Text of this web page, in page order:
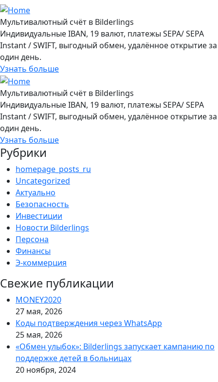
Мультивалютный счёт в Bilderlings
Индивидуальные IBAN, 19 валют, платежы SEPA/ SEPA
Instant / SWIFT, выгодный обмен, удалённое открытие за
один день.
Узнать больше
Мультивалютный счёт в Bilderlings
Индивидуальные IBAN, 19 валют, платежы SEPA/ SEPA
Instant / SWIFT, выгодный обмен, удалённое открытие за
один день.
Узнать больше
Рубрики
homepage_posts_ru
Uncategorized
Актуально
Безопасность
Инвестиции
Новости Bilderlings
Персона
Финансы
Э-коммерция
Свежие публикации
MONEY2020
27 мая, 2026
Коды подтверждения через WhatsApp
25 мая, 2026
«Обмен улыбок»: Bilderlings запускает кампанию по
поддержке детей в больницах
20 ноября, 2024